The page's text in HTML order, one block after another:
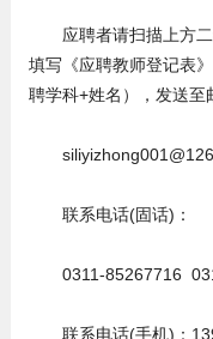
应聘者请扫描上方
填写《应聘教师登记表
聘学科+姓名），发送至
联系电话(固话)：
0311-85267716
联系电话(手机)：